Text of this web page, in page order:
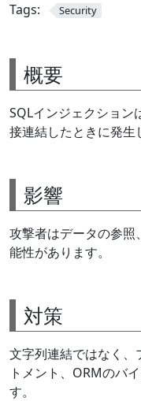
Tags: Security
概要
SQLインジェクション
接連結したときに発生
影響
攻撃者はデータの参
能性があります。
対策
文字列連結ではなく
トメント、ORMのバ
す。